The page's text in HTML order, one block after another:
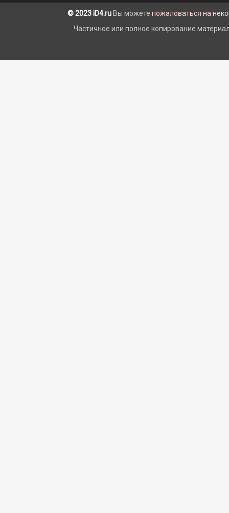
© 2023 iD4.ru Вы можете пожаловаться на
Частичное или полное копирование